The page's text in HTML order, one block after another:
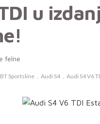
u
felne
Sportsline Audi S4 Audi S4 V6